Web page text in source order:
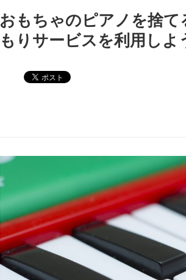
おもちゃのピアノを捨て
もりサービスを利用しよ